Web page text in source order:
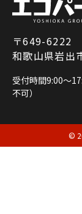
〒649-6222
和歌山県岩出
受付時間9:00～
不可）
©